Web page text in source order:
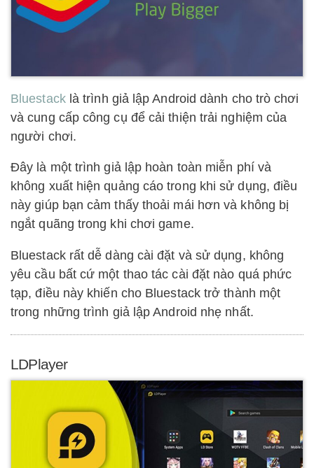
Bluestacklà trình giả lập Android dành cho trò chơi
và cung cấp công cụ để cải thiện trải nghiệm của
người chơi.
Đây là một trình giả lập hoàn toàn miễn phí và
không xuất hiện quảng cáo trong khi sử dụng, điều
này giúp bạn cảm thấy thoải mái hơn và không bị
ngắt quãng trong khi chơi game.
Bluestack rất dễ dàng cài đặt và sử dụng, không
yêu cầu bất cứ một thao tác cài đặt nào quá phức
tạp, điều này khiến cho Bluestack trở thành một
trong những trình giả lập Android nhẹ nhất.
LDPlayer